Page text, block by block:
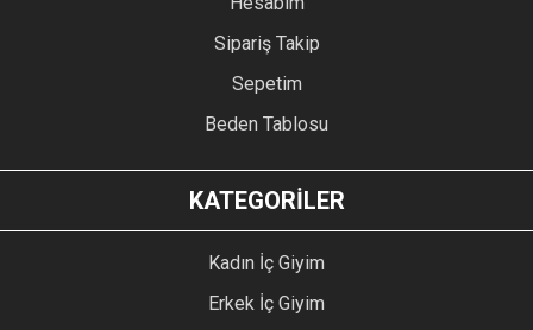
Sipariş Takip
Sepetim
Beden Tablosu
KATEGORİLER
Kadın İç Giyim
Erkek İç Giyim